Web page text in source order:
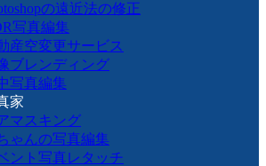
の遠近法の修正
写真編集
産空変更サービス
ブレンディング
写真編集
家
マスキング
ゃんの写真編集
ント写真レタッチ